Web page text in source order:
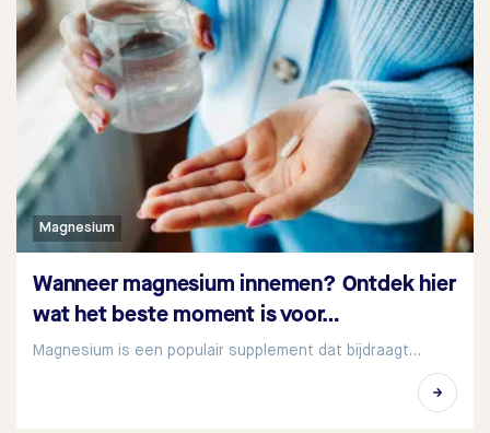
Magnesium
Wanneer magnesium innemen? Ontdek hier
wat het beste moment is voor…
Magnesium is een populair supplement dat bijdraagt…